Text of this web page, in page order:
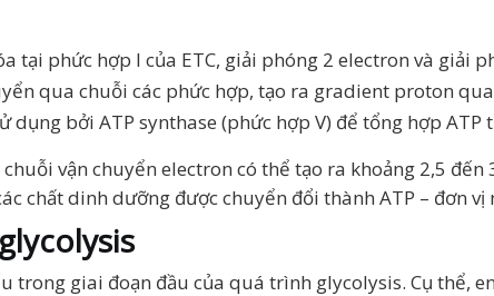
tại phức hợp I của ETC, giải phóng 2 electron và giải
qua chuỗi các phức hợp, tạo ra gradient proton
dụng bởi ATP synthase (phức hợp V) để tổng hợp ATP
vận chuyển electron có thể tạo ra khoảng 2,5
chất dinh dưỡng được chuyển đổi thành ATP – đơn vị
trong giai đoạn đầu của quá trình glycolysis. Cụ thể,